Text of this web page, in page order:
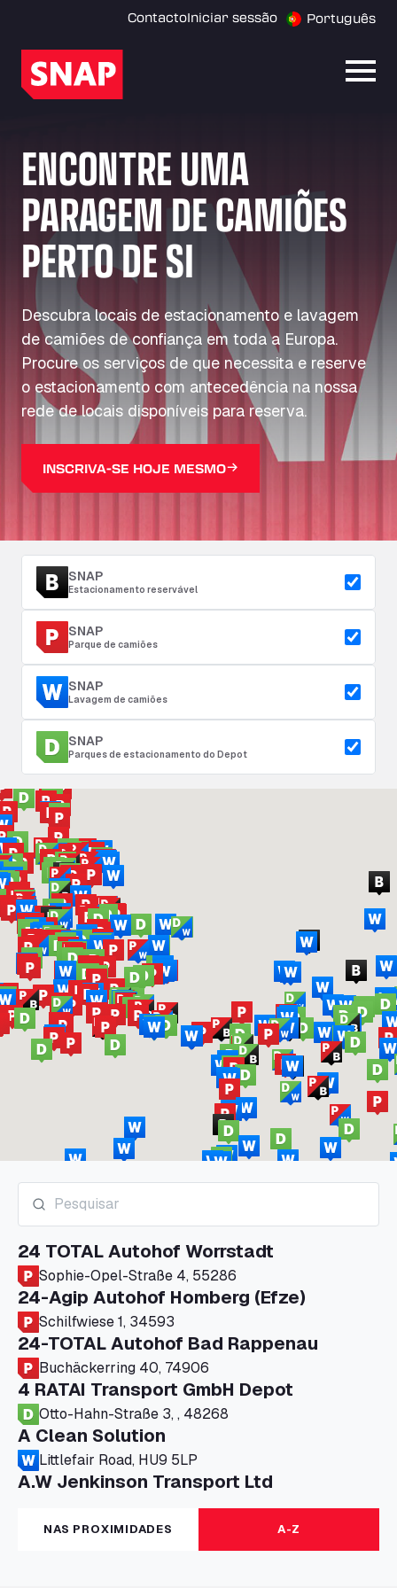
ContactoIniciar sessão Português
ENCONTRE UMA
PARAGEM DE CAMIÕES
PERTO DE SI
Descubra locais de estacionamento e lavagem
de camiões de confiança em toda a Europa.
Procure os serviços de que necessita e reserve
o estacionamento com antecedência na nossa
rede de locais disponíveis para reserva.
INSCRIVA-SE HOJE MESMO
SNAP
Estacionamento reservável
SNAP
Parque de camiões
SNAP
Lavagem de camiões
SNAP
Parques de estacionamento do Depot
24 TOTAL Autohof Worrstadt
Sophie-Opel-Straße 4, 55286
24-Agip Autohof Homberg (Efze)
Schilfwiese 1, 34593
24-TOTAL Autohof Bad Rappenau
Buchäckerring 40, 74906
4 RATAI Transport GmbH Depot
Otto-Hahn-Straße 3, , 48268
A Clean Solution
Littlefair Road, HU9 5LP
A.W Jenkinson Transport Ltd
Progress House, ME11 5GA
A+G Nettetal - Depot Parking
Am Panneschopp 7, 41334
NAS PROXIMIDADES A-Z